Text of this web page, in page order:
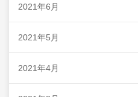
2021年6月
2021年5月
2021年4月